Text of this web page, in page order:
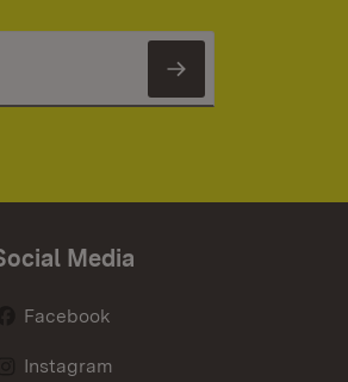
Newsletter
Media
Facebook
Instagram